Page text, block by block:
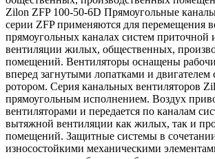
Zilon ZFP 100-50-6D Прямоугольные
серии ZFP применяются для перемещения
прямоугольных каналах систем приточной
вентиляции жилых, общественных,
помещений. Вентиляторы оснащены
вперед загнутыми лопатками и
ротором. Серия канальных вентиляторов
прямоугольным исполнением. Воздух
вентиляторами и передается по каналам
вытяжной вентиляции как жилых, так и
помещений. Защитные системы в
износостойкими механическими